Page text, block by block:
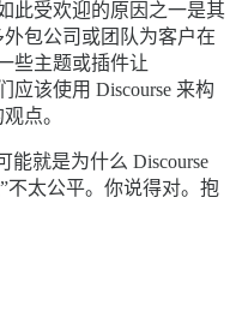
此受欢迎的原因之一是其
包公司或团队为客户在
些主题或插件让
应该使用 Discourse 来构
点。
能就是为什么 Discourse
不太公平。你说得对。抱